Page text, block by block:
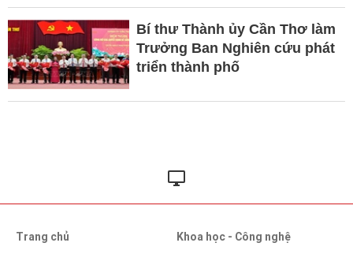
Bí thư Thành ủy Cần Thơ làm
Trưởng Ban Nghiên cứu phát
triển thành phố
Trang chủ
Khoa học - Công nghệ